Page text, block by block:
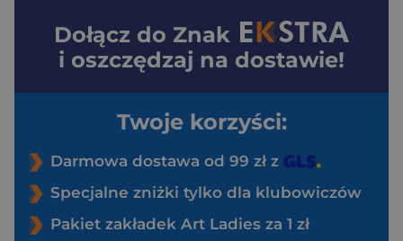
Dołącz do Znak
i oszczędzaj na dostawie!
Twoje korzyści:
Darmowa dostawa od 99 zł z
Specjalne zniżki tylko dla klubowiczów
Pakiet zakładek Art Ladies za 1 zł